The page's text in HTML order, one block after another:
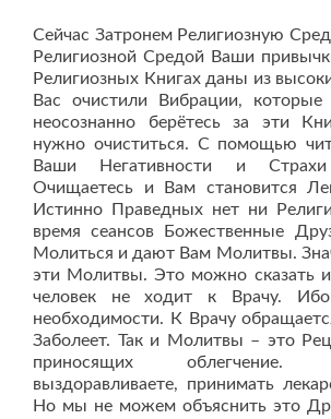
Сейчас Затронем Религиозную
Религиозной Средой Ваши
Религиозных Книгах даны из
Вас очистили Вибрации,
неосознанно берётесь за эти
нужно очиститься. С помощью
Ваши Негативности и
Очищаетесь и Вам становится
Истинно Праведных нет ни
время сеансов Божественные
Молиться и дают Вам Молитвы.
эти Молитвы. Это можно сказать
человек не ходит к Врачу. Ибо
необходимости. К Врачу
Заболеет. Так и Молитвы – это
приносящих
выздоравливаете, принимать
Но мы не можем объяснить это